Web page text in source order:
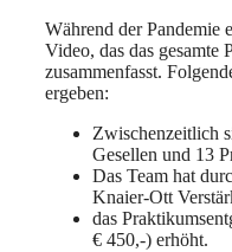
Während der Pandemie
Video, das das gesamte
zusammenfasst.
ergeben:
Zwischenzeitlich
Gesellen und 13
Das Team hat
Knaier-Ott
das
€ 450,-) erhöht.